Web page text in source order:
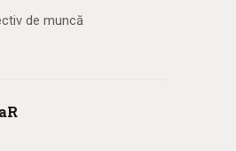
de muncă